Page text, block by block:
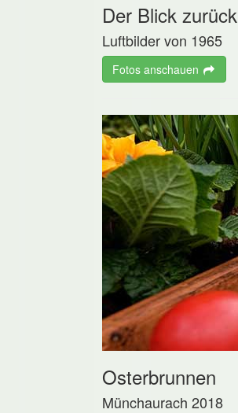
Der Blick zurück
Luftbilder von 1965
Fotos anschauen
Osterbrunnen
Münchaurach 2018